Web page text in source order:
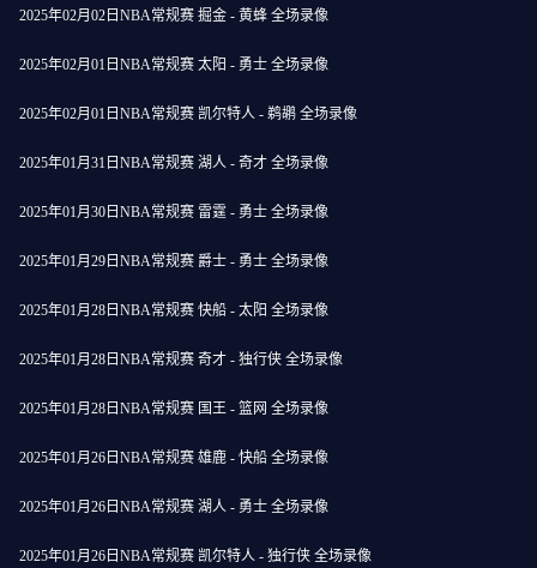
2025年02月02日NBA常规赛 掘金 - 黄蜂 全场录像
2025年02月01日NBA常规赛 太阳 - 勇士 全场录像
2025年02月01日NBA常规赛 凯尔特人 - 鹈鹕 全场录像
2025年01月31日NBA常规赛 湖人 - 奇才 全场录像
2025年01月30日NBA常规赛 雷霆 - 勇士 全场录像
2025年01月29日NBA常规赛 爵士 - 勇士 全场录像
2025年01月28日NBA常规赛 快船 - 太阳 全场录像
2025年01月28日NBA常规赛 奇才 - 独行侠 全场录像
2025年01月28日NBA常规赛 国王 - 篮网 全场录像
2025年01月26日NBA常规赛 雄鹿 - 快船 全场录像
2025年01月26日NBA常规赛 湖人 - 勇士 全场录像
2025年01月26日NBA常规赛 凯尔特人 - 独行侠 全场录像